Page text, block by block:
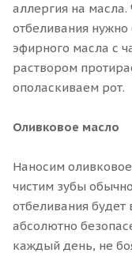
аллергия на
отбеливания
эфирного масла с
раствором
ополаскиваем рот.
Оливковое масло
Наносим
чистим зубы
отбеливания будет
абсолютно
каждый день, не